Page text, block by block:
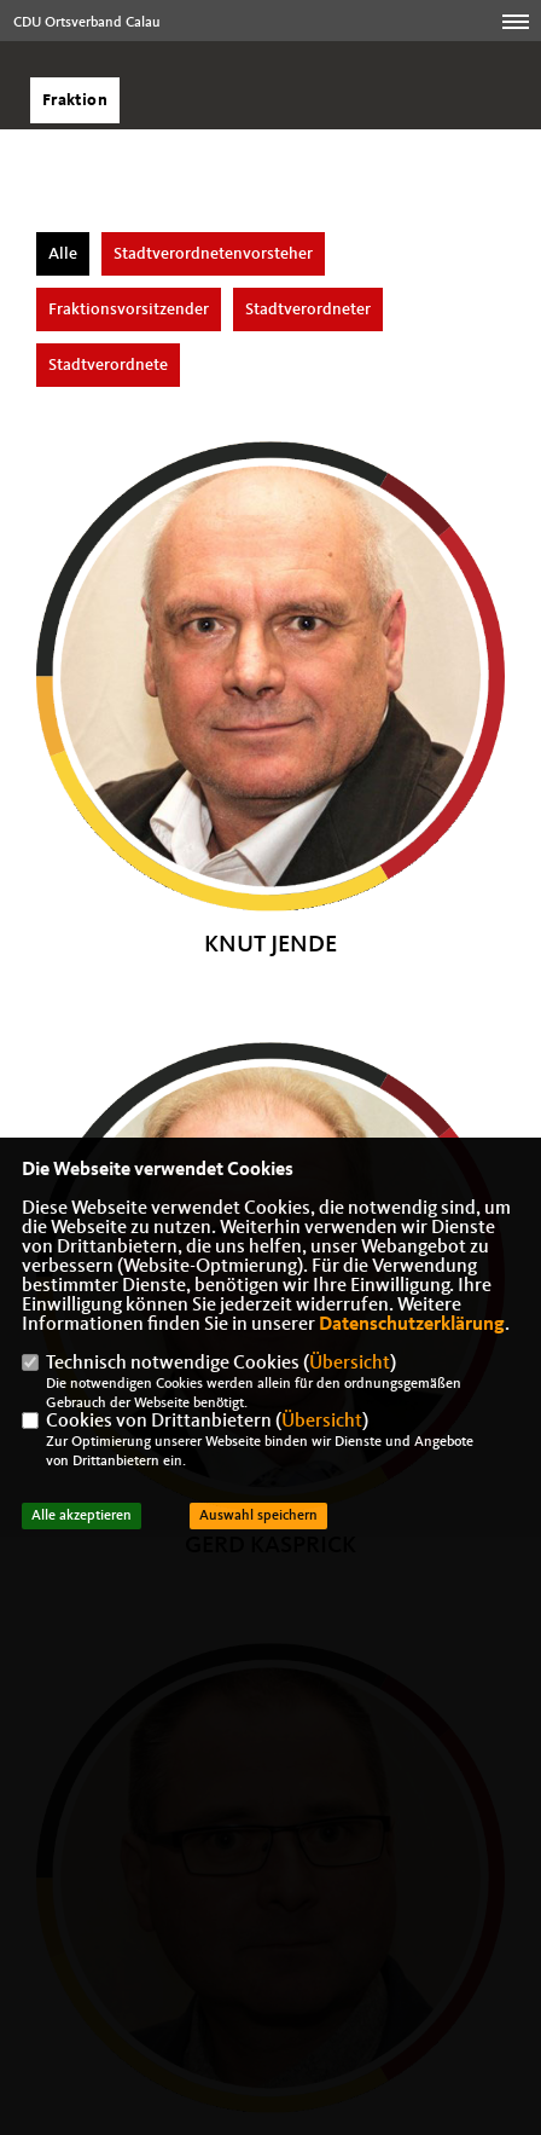
CDU Ortsverband Calau
Fraktion
Alle Stadtverordnetenvorsteher
Fraktionsvorsitzender Stadtverordneter
Stadtverordnete
KNUT JENDE
Die Webseite verwendet Cookies
Diese Webseite verwendet Cookies, die notwendig sind, um
die Webseite zu nutzen. Weiterhin verwenden wir Dienste
von Drittanbietern, die uns helfen, unser Webangebot zu
verbessern (Website-Optmierung). Für die Verwendung
bestimmter Dienste, benötigen wir Ihre Einwilligung. Ihre
Einwilligung können Sie jederzeit widerrufen. Weitere
Informationen finden Sie in unserer Datenschutzerklärung.
Technisch notwendige Cookies (Übersicht)
Die notwendigen Cookies werden allein für den ordnungsgemäßen
Gebrauch der Webseite benötigt.
Cookies von Drittanbietern (Übersicht)
Zur Optimierung unserer Webseite binden wir Dienste und Angebote
von Drittanbietern ein.
Alle akzeptieren Auswahl speichern